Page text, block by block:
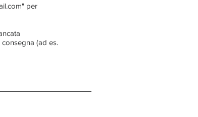
" per
(ad es.